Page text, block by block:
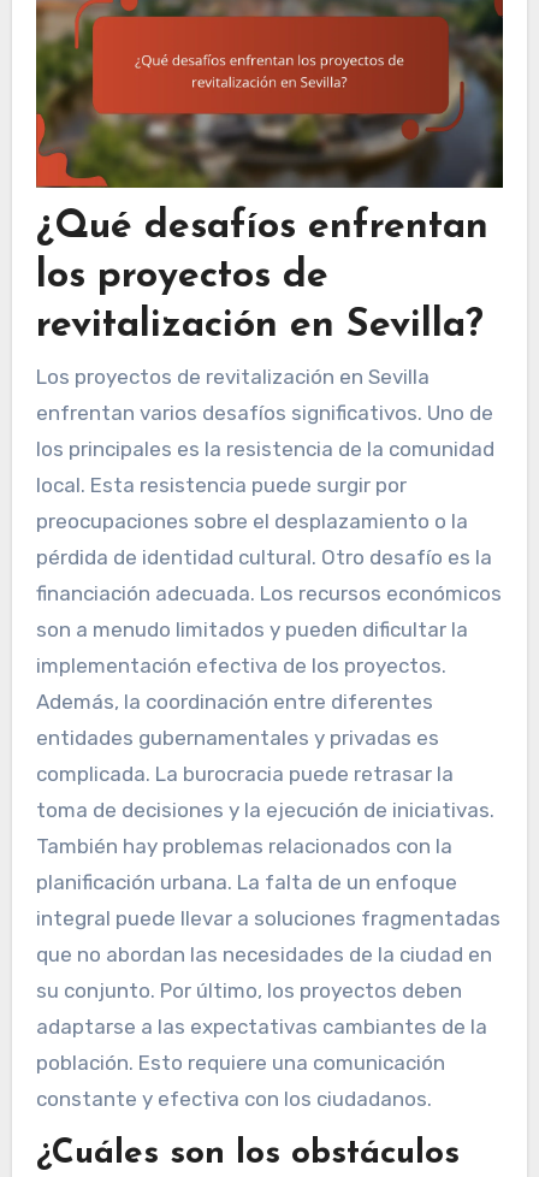
¿Qué desafíos enfrentan
los proyectos de
revitalización en Sevilla?
Los proyectos de revitalización en Sevilla
enfrentan varios desafíos significativos. Uno de
los principales es la resistencia de la comunidad
local. Esta resistencia puede surgir por
preocupaciones sobre el desplazamiento o la
pérdida de identidad cultural. Otro desafío es la
financiación adecuada. Los recursos económicos
son a menudo limitados y pueden dificultar la
implementación efectiva de los proyectos.
Además, la coordinación entre diferentes
entidades gubernamentales y privadas es
complicada. La burocracia puede retrasar la
toma de decisiones y la ejecución de iniciativas.
También hay problemas relacionados con la
planificación urbana. La falta de un enfoque
integral puede llevar a soluciones fragmentadas
que no abordan las necesidades de la ciudad en
su conjunto. Por último, los proyectos deben
adaptarse a las expectativas cambiantes de la
población. Esto requiere una comunicación
constante y efectiva con los ciudadanos.
¿Cuáles son los obstáculos